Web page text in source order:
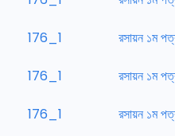
176_1 রসায়ন ১ম
176_1 রসায়ন ১ম
176_1 রসায়ন ১ম